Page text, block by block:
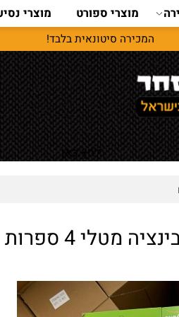
המכירה סיטונאית בלבד!
לחץ כאן
מוצרי ספורט מוצרי נסיעות